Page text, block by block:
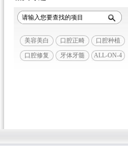
美容美白 口腔正畸 口腔种植
口腔修复 牙体牙髓 ALL-ON-4